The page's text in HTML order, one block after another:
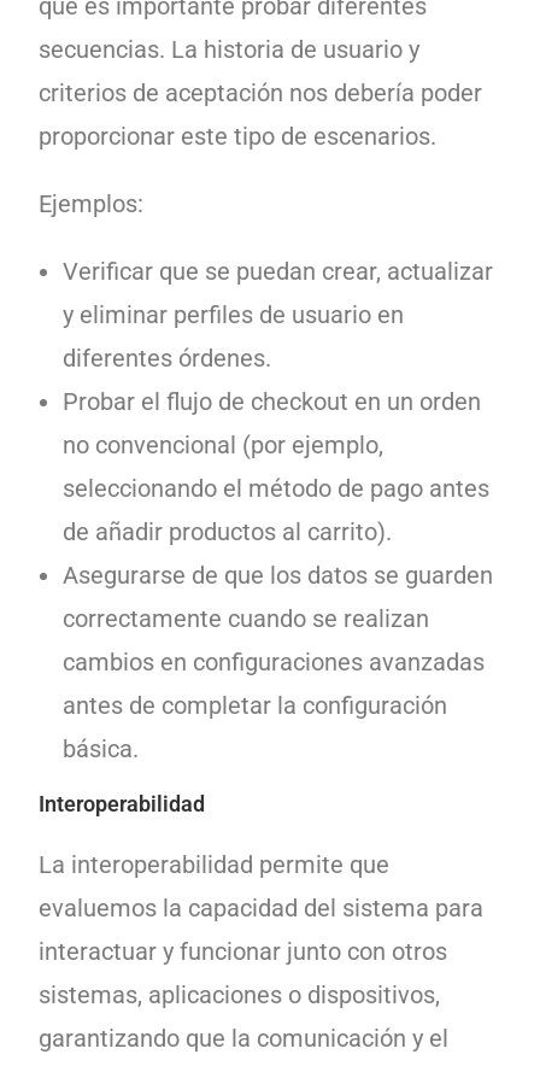
que es importante probar diferentes
secuencias. La historia de usuario y
criterios de aceptación nos debería poder
proporcionar este tipo de escenarios.
Ejemplos:
Verificar que se puedan crear, actualizar
y eliminar perfiles de usuario en
diferentes órdenes.
Probar el flujo de checkout en un orden
no convencional (por ejemplo,
seleccionando el método de pago antes
de añadir productos al carrito).
Asegurarse de que los datos se guarden
correctamente cuando se realizan
cambios en configuraciones avanzadas
antes de completar la configuración
básica.
Interoperabilidad
La interoperabilidad permite que
evaluemos la capacidad del sistema para
interactuar y funcionar junto con otros
sistemas, aplicaciones o dispositivos,
garantizando que la comunicación y el